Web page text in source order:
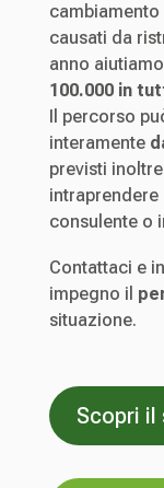
causati da
anno aiutiamo
100.000 in
Il percorso
interamente
previsti
intraprendere
consulente o
Contattaci e
impegno il
situazione.
Scopri il